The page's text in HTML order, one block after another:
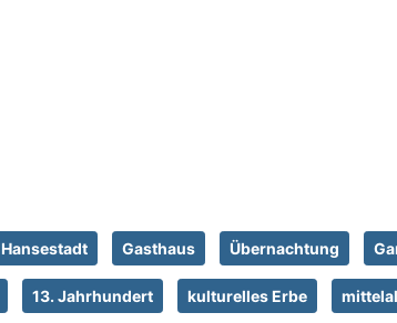
Hansestadt Gasthaus Übernachtung
13. Jahrhundert kulturelles Erbe